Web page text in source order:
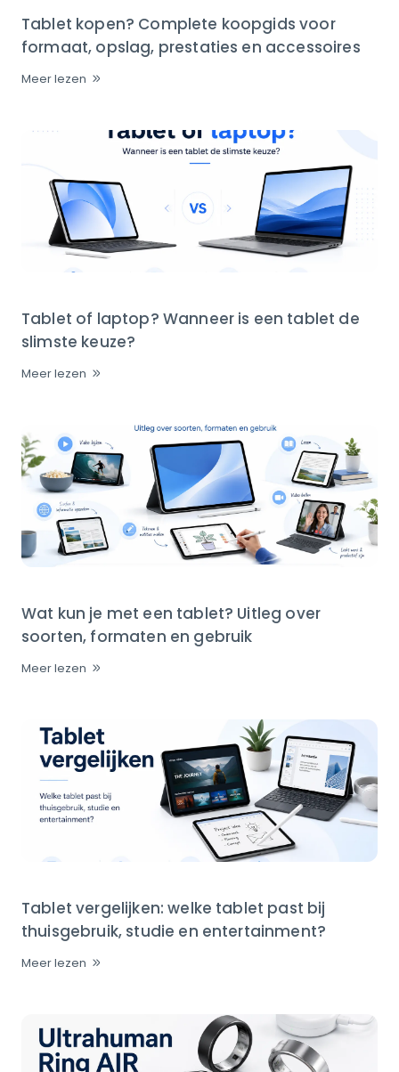
Tablet kopen? Complete koopgids voor
formaat, opslag, prestaties en accessoires
Meer lezen
Tablet of laptop? Wanneer is een tablet de
slimste keuze?
Meer lezen
Wat kun je met een tablet? Uitleg over
soorten, formaten en gebruik
Meer lezen
Tablet vergelijken: welke tablet past bij
thuisgebruik, studie en entertainment?
Meer lezen